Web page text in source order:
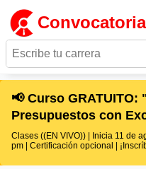
📢 Curso GRATUITO:
Presupuestos con
Clases ((EN VIVO)) | Inicia 11 de
pm | Certificación opcional |